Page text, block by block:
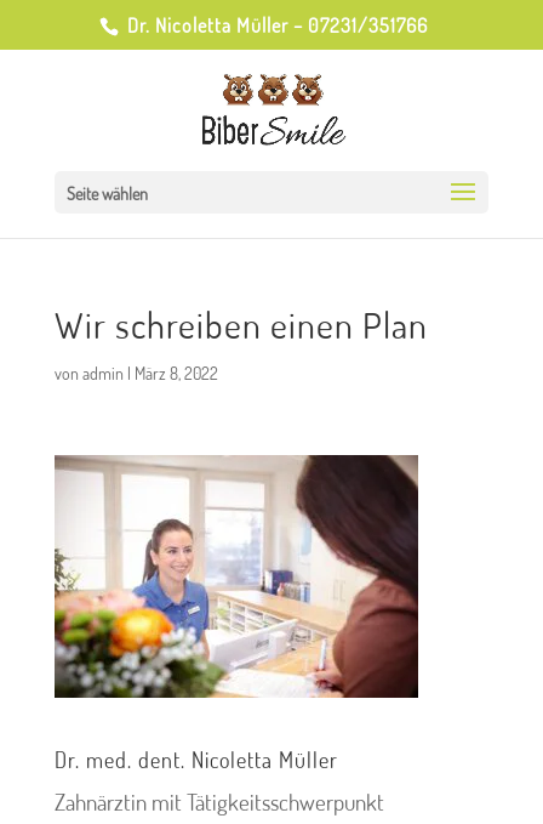
Dr. Nicoletta Müller – 07231/351766
Seite wählen
Wir schreiben einen Plan
von admin | März 8, 2022
Dr. med. dent. Nicoletta Müller
Zahnärztin mit Tätigkeitsschwerpunkt